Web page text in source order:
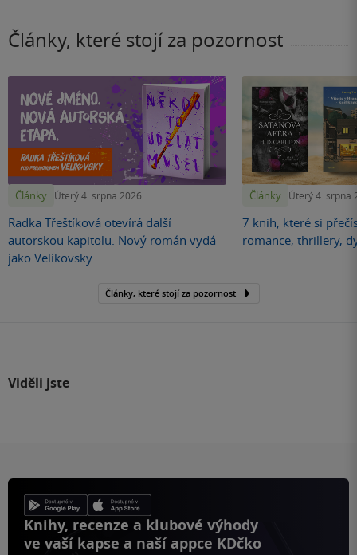
Články, které stojí za pozornost
Články Úterý 4. srpna 2026
Radka Třeštíková otevírá další
autorskou kapitolu. Nový román vydá
jako Velikovsky
Články Úterý 4. srpna
7 knih, které si
romance, thrillery,
Články, které stojí za pozornost
Viděli jste
Knihy, recenze a klubové výhody
ve vaší kapse a naší appce KDčko